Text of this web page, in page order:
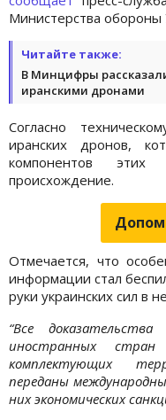
Министерства обороны
Читайте также:
В Минцифры
иранскими дронами
Согласно
иранских дронов,
компонентов
происхождение.
Отмечается, что
информации стал
руки украинских сил в
“Все
иностранных
комплектующих
переданы
них экономических